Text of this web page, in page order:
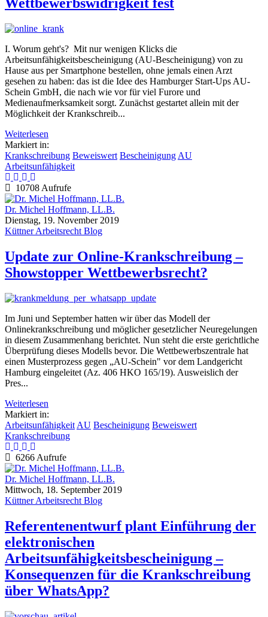
I. Worum geht's? Mit nur wenigen Klicks die
Arbeitsunfähigkeitsbescheinigung (AU-Bescheinigung) von zu
Hause aus per Smartphone bestellen, ohne jemals einen Arzt
gesehen zu haben: das ist die Idee des Hamburger Start-Ups AU-
Schein GmbH, die nach wie vor für viel Furore und
Medienaufmerksamkeit sorgt. Zunächst gestartet allein mit der
Möglichkeit der Krankschreib...
Weiterlesen
Markiert in:
Krankschreibung Beweiswert Bescheinigung AU
Arbeitsunfähigkeit
10708 Aufrufe
Dr. Michel Hoffmann, LL.B.
Dienstag, 19. November 2019
Küttner Arbeitsrecht Blog
Update zur Online-Krankschreibung –
Showstopper Wettbewerbsrecht?
Im Juni und September hatten wir über das Modell der
Onlinekrankschreibung und möglicher gesetzlicher Neuregelungen
in diesem Zusammenhang berichtet. Nun steht die erste gerichtliche
Überprüfung dieses Modells bevor. Die Wettbewerbszentrale hat
einen Musterprozess gegen „AU-Schein" vor dem Landgericht
Hamburg eingeleitet (Az. 406 HKO 165/19). Ausweislich der
Pres...
Weiterlesen
Markiert in:
Arbeitsunfähigkeit AU Bescheinigung Beweiswert
Krankschreibung
6266 Aufrufe
Dr. Michel Hoffmann, LL.B.
Mittwoch, 18. September 2019
Küttner Arbeitsrecht Blog
Referentenentwurf plant Einführung der
elektronischen
Arbeitsunfähigkeitsbescheinigung –
Konsequenzen für die Krankschreibung
über WhatsApp?